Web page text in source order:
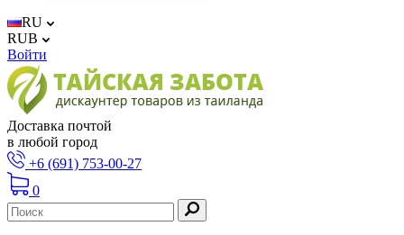
RU
RUB
Войти
Доставка почтой
в любой город
+6 (691) 753-00-27
0